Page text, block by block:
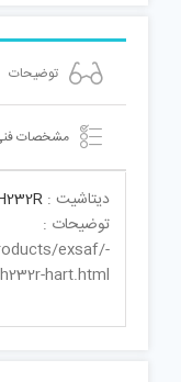
توضیحات
مشخصات
دیتاشیت :
توضیحات :
exsaf/-
hart.html